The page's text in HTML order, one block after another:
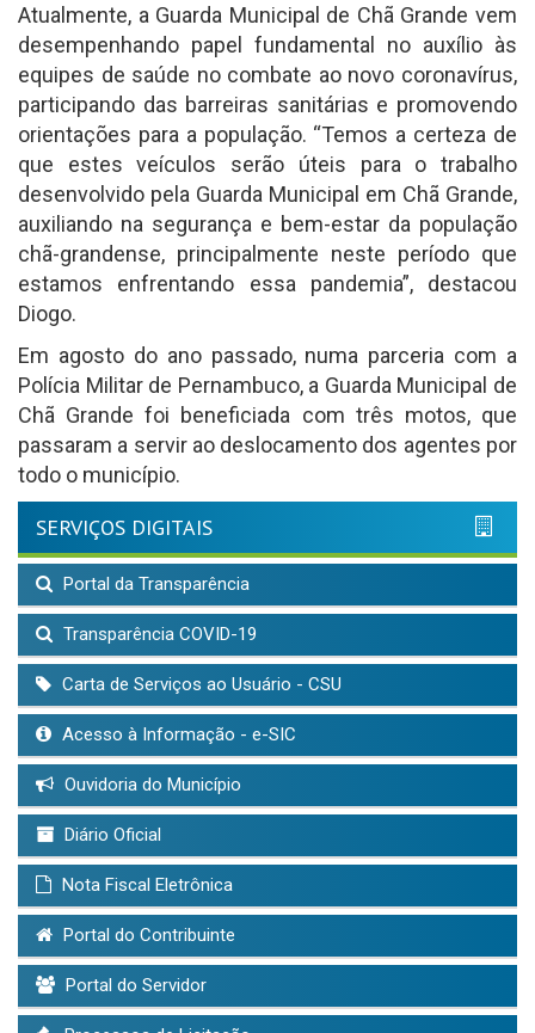
Atualmente, a Guarda Municipal de Chã Grande vem
desempenhando papel fundamental no auxílio às
equipes de saúde no combate ao novo coronavírus,
participando das barreiras sanitárias e promovendo
orientações para a população. “Temos a certeza de
que estes veículos serão úteis para o trabalho
desenvolvido pela Guarda Municipal em Chã Grande,
auxiliando na segurança e bem-estar da população
chã-grandense, principalmente neste período que
estamos enfrentando essa pandemia”, destacou
Diogo.
Em agosto do ano passado, numa parceria com a
Polícia Militar de Pernambuco, a Guarda Municipal de
Chã Grande foi beneficiada com três motos, que
passaram a servir ao deslocamento dos agentes por
todo o município.
SERVIÇOS DIGITAIS
Portal da Transparência
Transparência COVID-19
Carta de Serviços ao Usuário - CSU
Acesso à Informação - e-SIC
Ouvidoria do Município
Diário Oficial
Nota Fiscal Eletrônica
Portal do Contribuinte
Portal do Servidor